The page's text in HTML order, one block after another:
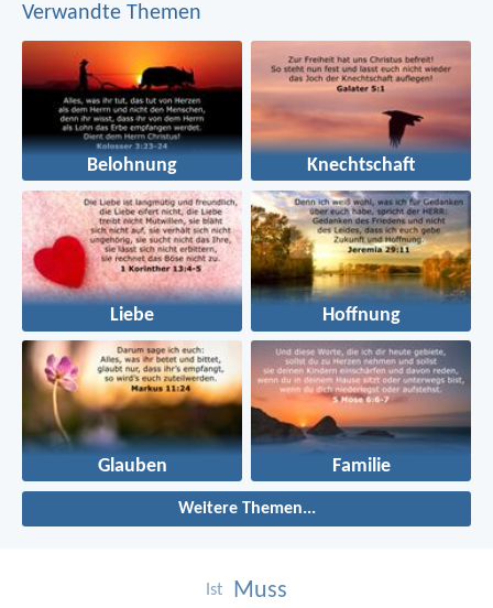
Verwandte Themen
Belohnung Knechtschaft
Liebe Hoffnung
Glauben Familie
Weitere Themen...
Ist
Muss